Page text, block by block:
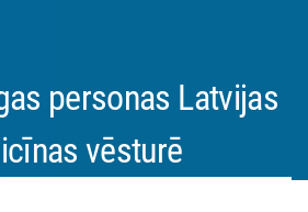
personas Latvijas
vēsturē